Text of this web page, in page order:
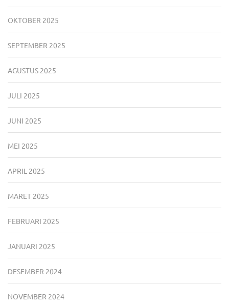
OKTOBER 2025
SEPTEMBER 2025
AGUSTUS 2025
JULI 2025
JUNI 2025
MEI 2025
APRIL 2025
MARET 2025
FEBRUARI 2025
JANUARI 2025
DESEMBER 2024
NOVEMBER 2024